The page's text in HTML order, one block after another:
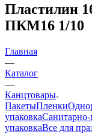
Пластилин
ПКМ16 1/10
Главная
—
Каталог
—
Канцтовары
ПакетыПленки
упаковкаСанитарно-
упаковкаВсе для